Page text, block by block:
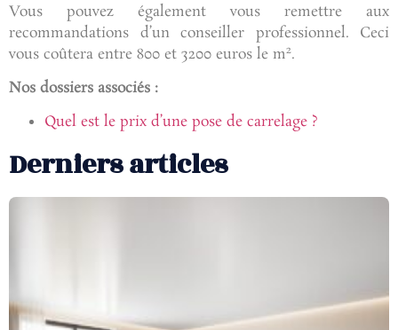
Vous pouvez également vous remettre aux
recommandations d’un conseiller professionnel. Ceci
vous coûtera entre 800 et 3200 euros le m2.
Nos dossiers associés :
Quel est le prix d’une pose de carrelage ?
Derniers articles